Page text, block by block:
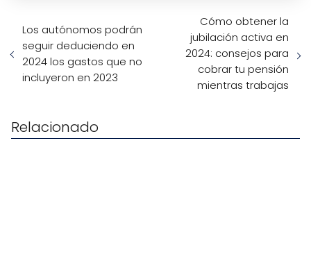
Los autónomos podrán
seguir deduciendo en
2024 los gastos que no
incluyeron en 2023
Cómo obtener la
jubilación activa en
2024: consejos para
cobrar tu pensión
mientras trabajas
Relacionado